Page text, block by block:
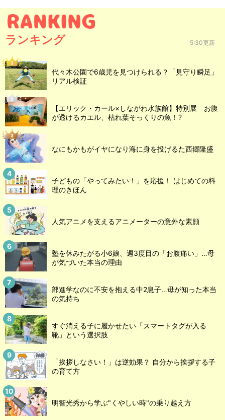
ランキング 5:30更新
代々木公園で6歳児を見つけられる？「見守り瞬足」
リアル検証
【エリック・カール×しながわ水族館】特別展 お腹
が透けるカエル、枯れ葉そっくりの魚！?
なにもかもがイヤになり海に身を投げるた西郷隆盛
子どもの「やってみたい！」を応援！ はじめての料
理のきほん
人気アニメを支えるアニメーターの意外な素顔
塾を休みたがる小6娘、週3度目の「お腹痛い」…母
が気づいた本当の理由
部進学なのに不安を抱える中2息子…母が知った本当
の気持ち
すぐ消える子に履かせたい「スマートタグが入る
靴」という選択肢
「挨拶しなさい！」は逆効果？ 自分から挨拶する子
の育て方
明智光秀から学ぶ"くやしい時"の乗り越え方